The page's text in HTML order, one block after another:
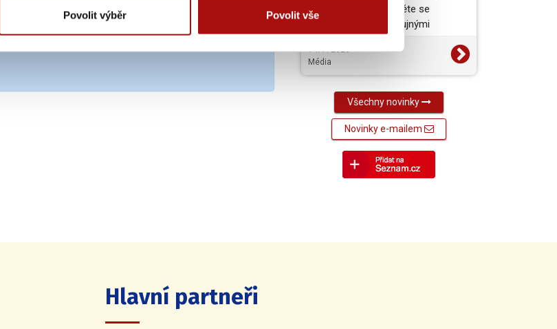
Povolit výběr Povolit vševynikající jídlo a projděte se
barokními zámky s bujnými
14. 7. 2026
Média
Všechny novinky
Novinky e-mailem
Hlavní partneři